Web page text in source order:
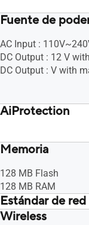
Fuente de
AC Input :
DC Output : 12 V
DC Output : V with
AiProtection
Memoria
128 MB Flash
128 MB RAM
Estándar de red
IPv6
Wireless